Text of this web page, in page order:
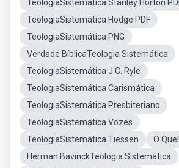
TeologiaSistemática Stanley Horton
TeologiaSistemática Hodge PDF
TeologiaSistemática PNG
Verdade BíblicaTeologia Sistemática
TeologiaSistemática J.C. Ryle
TeologiaSistemática Carismática
TeologiaSistemática Presbiteriano
TeologiaSistemática Vozes
TeologiaSistemática Tiessen
O
Herman BavinckTeologia Sistemática